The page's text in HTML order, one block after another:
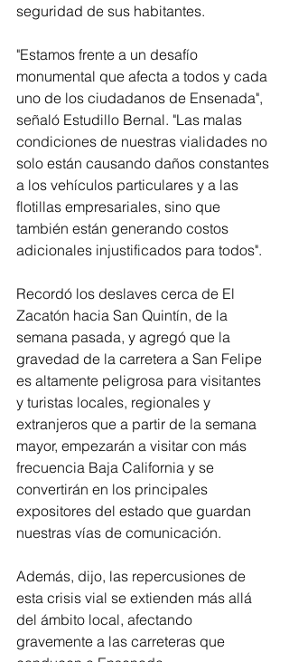
seguridad de sus habitantes.
"Estamos frente a un desafío
monumental que afecta a todos y cada
uno de los ciudadanos de Ensenada",
señaló Estudillo Bernal. "Las malas
condiciones de nuestras vialidades no
solo están causando daños constantes
a los vehículos particulares y a las
flotillas empresariales, sino que
también están generando costos
adicionales injustificados para todos".
Recordó los deslaves cerca de El
Zacatón hacia San Quintín, de la
semana pasada, y agregó que la
gravedad de la carretera a San Felipe
es altamente peligrosa para visitantes
y turistas locales, regionales y
extranjeros que a partir de la semana
mayor, empezarán a visitar con más
frecuencia Baja California y se
convertirán en los principales
expositores del estado que guardan
nuestras vías de comunicación.
Además, dijo, las repercusiones de
esta crisis vial se extienden más allá
del ámbito local, afectando
gravemente a las carreteras que